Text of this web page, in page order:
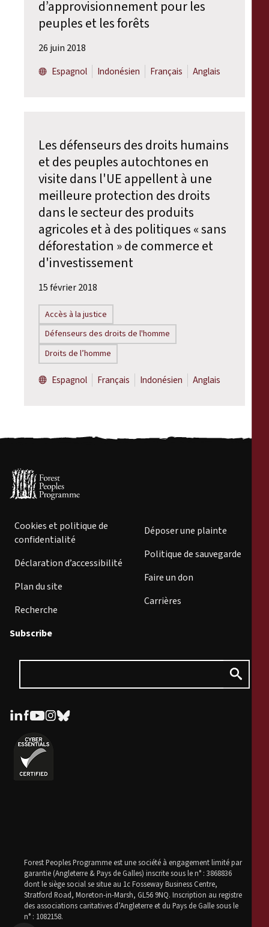
d’approvisionnement pour les
peuples et les forêts
26 juin 2018
Espagnol
Indonésien Français Anglais
Les défenseurs des droits humains
et des peuples autochtones en
visite dans l'UE appellent à une
meilleure protection des droits
dans le secteur des produits
agricoles et à des politiques « sans
déforestation » de commerce et
d'investissement
15 février 2018
Accès à la justice
Défenseurs des droits de l'homme
Droits de l’homme
Espagnol Français Indonésien Anglais
Cookies et politique de
confidentialité
Déclaration d’accessibilité
Plan du site
Recherche
Déposer une plainte
Politique de sauvegarde
Faire un don
Carrières
Subscribe
Forest Peoples Programme est une société à engagement limité par
garantie (Angleterre & Pays de Galles) inscrite sous le n° : 3868836
dont le siège social se situe au 1c Fosseway Business Centre,
Stratford Road, Moreton-in-Marsh, GL56 9NQ. Inscription au registre
des associations caritatives d’Angleterre et du Pays de Galle sous le
n° : 1082158.